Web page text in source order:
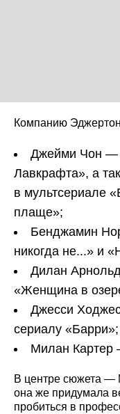
Компанию
Джейми Чон —
Лавкрафта», а
в мультсериале
плаще»;
Бенджамин
никогда не...» и
Дилан
«Женщина в
Джесси
сериалу «Барри»;
Милан Картер
В центре сюжета —
она же придумала
пробиться в